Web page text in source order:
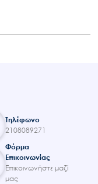
Τηλέφωνο
2108089271
Φόρμα
Επικοινωνίας
Επικοινωνήστε μαζί
μας